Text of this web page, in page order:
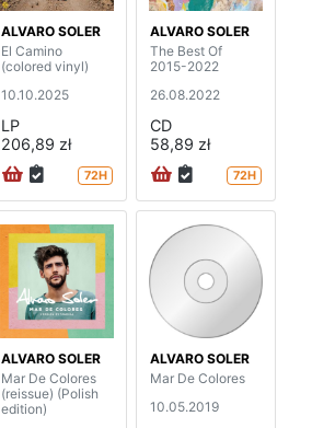
ALVARO SOLER
El Camino
(colored vinyl)
10.10.2025
LP
206,89 zł
72H
ALVARO SOLER
The Best Of
2015-2022
26.08.2022
CD
58,89 zł
72H
ALVARO SOLER
Mar De Colores
(reissue) (Polish
edition)
ALVARO SOLER
Mar De Colores
10.05.2019